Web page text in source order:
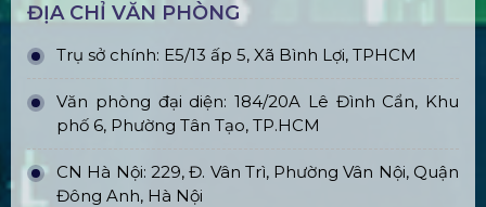
ĐỊA CHỈ VĂN PHÒNG
Trụ sở chính: E5/13 ấp 5, Xã Bình Lợi, TPHCM
Văn phòng đại diện: 184/20A Lê Đình Cẩn, Khu
phố 6, Phường Tân Tạo, TP.HCM
CN Hà Nội: 229, Đ. Vân Trì, Phường Vân Nội, Quận
Đông Anh, Hà Nội